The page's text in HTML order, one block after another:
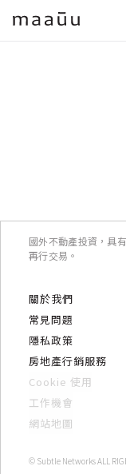
國外不動產投資，具
再行交易。
關於我們
常見問題
隱私政策
房地產行銷服務
Cookie 使用
工作機會
網站地圖
© Subtle Networks ALL